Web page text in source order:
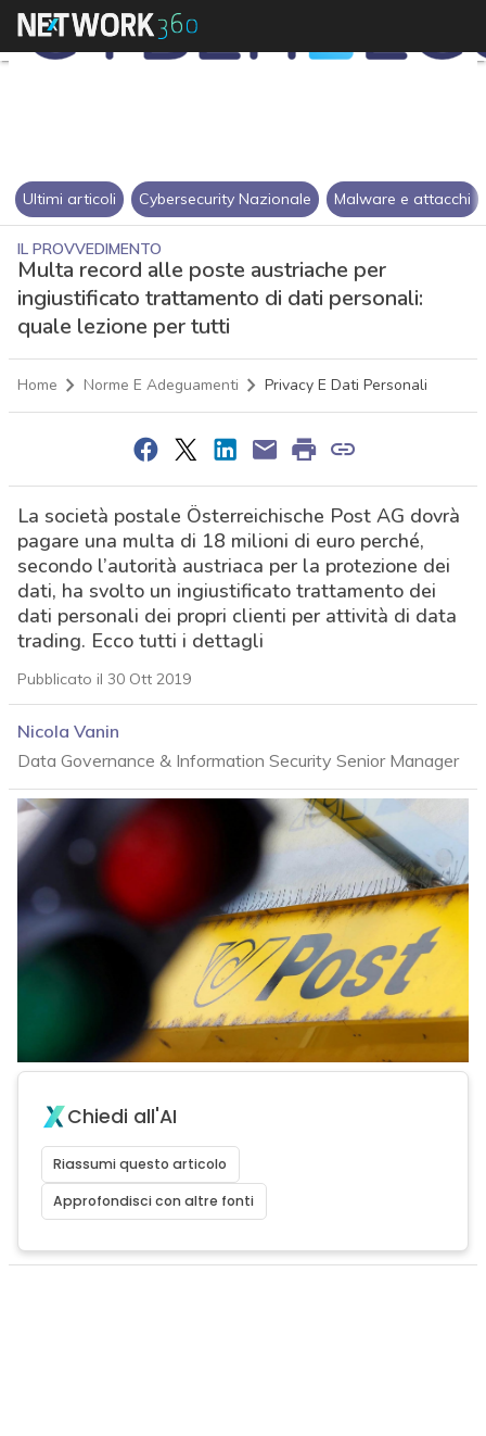
Ultimi articoli Cybersecurity Nazionale Malware e attacchi
IL PROVVEDIMENTO
Multa record alle poste austriache per
ingiustificato trattamento di dati personali:
quale lezione per tutti
Home Norme E Adeguamenti Privacy E Dati Personali
La società postale Österreichische Post AG dovrà
pagare una multa di 18 milioni di euro perché,
secondo l’autorità austriaca per la protezione dei
dati, ha svolto un ingiustificato trattamento dei
dati personali dei propri clienti per attività di data
trading. Ecco tutti i dettagli
Pubblicato il 30 Ott 2019
Nicola Vanin
Data Governance & Information Security Senior Manager
Chiedi all'AI
Riassumi questo articolo
Approfondisci con altre fonti